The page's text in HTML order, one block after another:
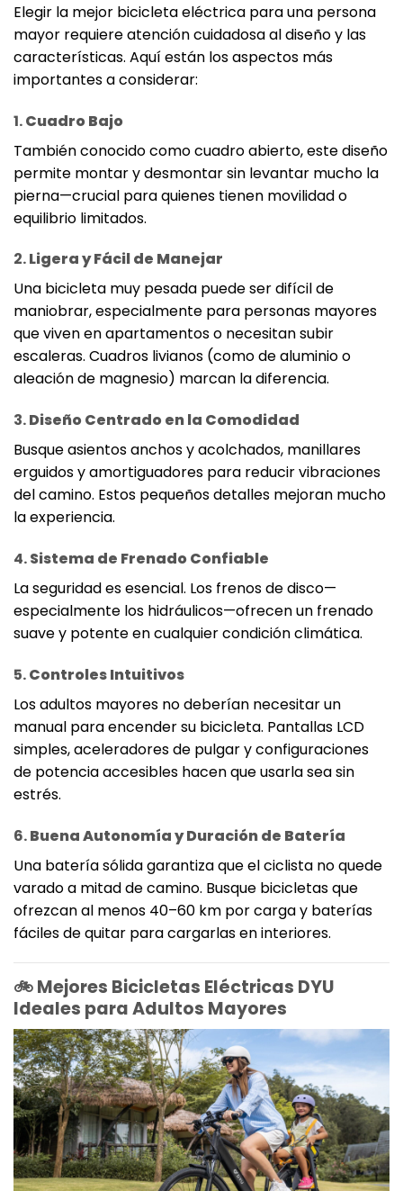
Elegir la mejor bicicleta eléctrica para una persona
mayor requiere atención cuidadosa al diseño y las
características. Aquí están los aspectos más
importantes a considerar:
1.Cuadro Bajo
También conocido como cuadro abierto, este diseño
permite montar y desmontar sin levantar mucho la
pierna—crucial para quienes tienen movilidad o
equilibrio limitados.
2.Ligera y Fácil de Manejar
Una bicicleta muy pesada puede ser difícil de
maniobrar, especialmente para personas mayores
que viven en apartamentos o necesitan subir
escaleras. Cuadros livianos (como de aluminio o
aleación de magnesio) marcan la diferencia.
3.Diseño Centrado en la Comodidad
Busque asientos anchos y acolchados, manillares
erguidos y amortiguadores para reducir vibraciones
del camino. Estos pequeños detalles mejoran mucho
la experiencia.
4.Sistema de Frenado Confiable
La seguridad es esencial. Los frenos de disco—
especialmente los hidráulicos—ofrecen un frenado
suave y potente en cualquier condición climática.
5.Controles Intuitivos
Los adultos mayores no deberían necesitar un
manual para encender su bicicleta. Pantallas LCD
simples, aceleradores de pulgar y configuraciones
de potencia accesibles hacen que usarla sea sin
estrés.
6.Buena Autonomía y Duración de Batería
Una batería sólida garantiza que el ciclista no quede
varado a mitad de camino. Busque bicicletas que
ofrezcan al menos 40–60 km por carga y baterías
fáciles de quitar para cargarlas en interiores.
🚲 Mejores Bicicletas Eléctricas DYU
Ideales para Adultos Mayores